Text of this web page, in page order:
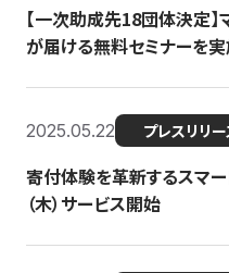
【一次助成先18団体決定
が届ける無料セミナーを
2025.05.22 プレスリリー
寄付体験を革新するスマー
（木）サービス開始